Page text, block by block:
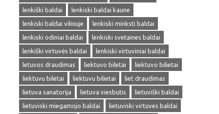
lenkiški baldai
lenkiski baldai kaune
lenkiski baldai vilniuje
lenkiski minksti baldai
lenkiski odiniai baldai
lenkiski svetaines baldai
lenkiški virtuvės baldai
lenkiski virtuviniai baldai
letuvos draudimas
liektuvo biletai
liektuvo bilietai
liektuvu biletai
liektuvu bilietai
liet draudimas
lietuva sanatorija
lietuva viesbutis
lietuviški baldai
lietuviski miegamojo baldai
lietuviski virtuves baldai